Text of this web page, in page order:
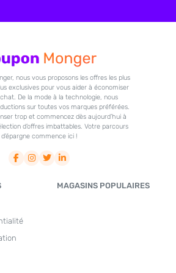
nous vous proposons les offres les plus
exclusives pour vous aider à économiser
De la mode à la technologie, nous
sur toutes vos marques préférées.
trop et commencez dès aujourd’hui à
d’offres imbattables. Votre parcours
d’épargne commence ici !
MAGASINS POPULAIRES